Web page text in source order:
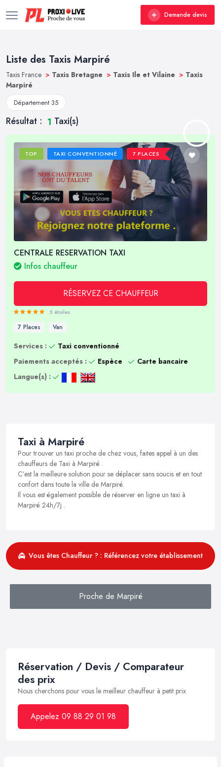
Demande devis
Liste des Taxis Marpiré
Taxis France > Taxis Bretagne > Taxis Ile et Vilaine > Taxis
Marpiré
Département 35
Résultat : 1 Taxi(s)
TOP TAXI CONVENTIONNÉ 7 PLACES
CENTRALE RESERVATION TAXI
Infos chauffeur
RÉSERVEZ CE CHAUFFEUR
5 étoiles
7 Places Van
Services :
Taxi conventionné
Paiements acceptés :
Espèce
Carte bancaire
Langue(s) :
Taxi à Marpiré
Pour trouver un taxi proche de chez vous, faites appel à un des
chauffeurs de Taxi à Marpiré .
C’est la meilleure solution pour se déplacer sans soucis et en tout
confort dans toute la ville de Marpiré.
Il vous est également possible de réserver en ligne un taxi à
Marpiré 24h/7j .
Vous êtes Chauffeur ? : Référencez votre établissement
Proche de Marpiré
Réservation / Devis / Comparateur
des prix
Nous cherchons pour vous le meilleur chauffeur à petit prix
Appelez 09 88 29 01 98